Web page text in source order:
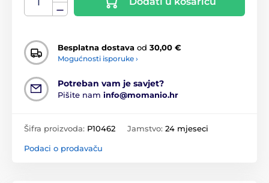
Besplatna dostava od 30,00 €
Mogućnosti isporuke ›
Potreban vam je savjet?
Pišite nam info@momanio.hr
Šifra proizvoda: P10462 Jamstvo: 24 mjeseci
Podaci o prodavaču